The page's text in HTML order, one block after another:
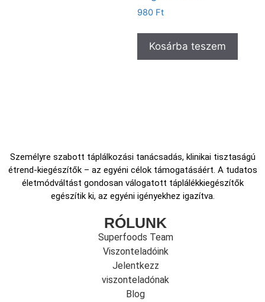
980 Ft
Kosárba teszem
Személyre szabott táplálkozási tanácsadás, klinikai tisztaságú
étrend-kiegészítők – az egyéni célok támogatásáért. A tudatos
életmódváltást gondosan válogatott táplálékkiegészítők
egészítik ki, az egyéni igényekhez igazítva.
RÓLUNK
Superfoods Team
Viszonteladóink
Jelentkezz
viszonteladónak
Blog